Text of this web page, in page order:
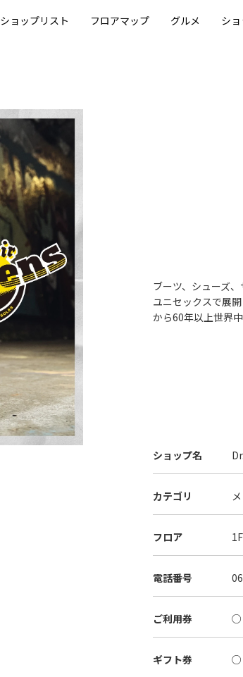
ショップリスト フロアマップ グルメ シ
ブーツ、シューズ
ユニセックスで展
から60年以上世界
ショップ名
カテゴリ
フロア
電話番号
ご利用券 ○
ギフト券 ○